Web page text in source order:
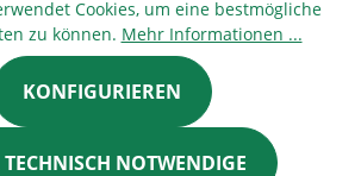
Cookies, um eine bestmögliche
zu können. Mehr Informationen ...
NOTWENDIGE
KONFIGURIEREN